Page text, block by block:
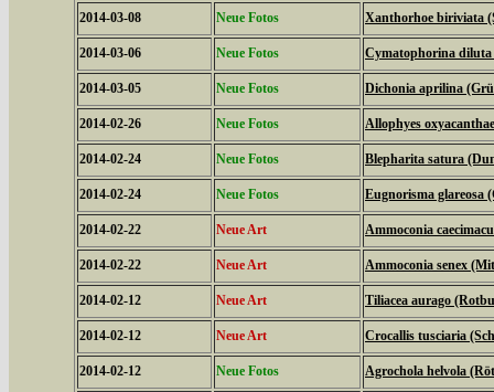
2014-03-08 Neue Fotos Xanthorhoe biriviata
2014-03-06 Neue Fotos Cymatophorina
2014-03-05 Neue Fotos Dichonia aprilina
2014-02-26 Neue Fotos Allophyes
2014-02-24 Neue Fotos Blepharita satura
2014-02-24 Neue Fotos Eugnorisma glareosa
2014-02-22 Neue Art Ammoconia
2014-02-22 Neue Art Ammoconia senex
2014-02-12 Neue Art Tiliacea aurago
2014-02-12 Neue Art Crocallis tusciaria
2014-02-12 Neue Fotos Agrochola helvola